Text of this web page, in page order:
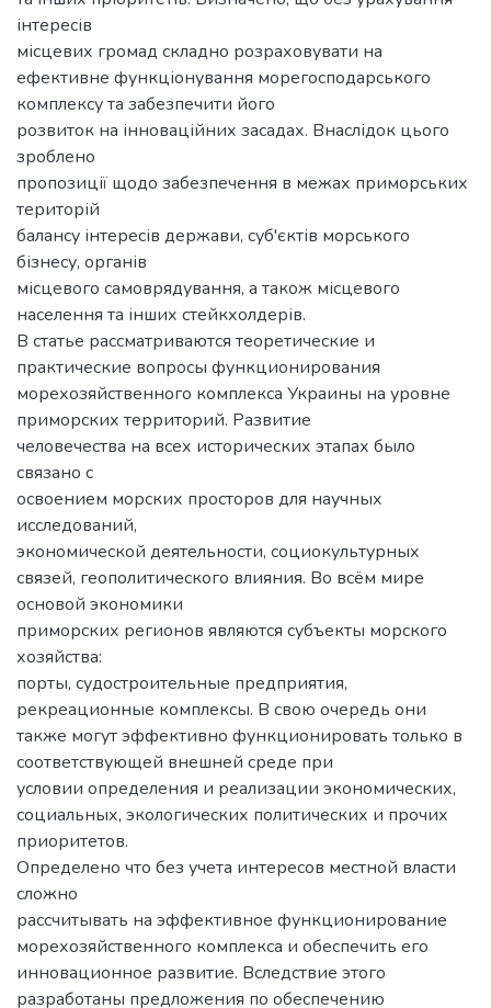
інтересів
місцевих громад складно розраховувати на
ефективне функціонування морегосподарського
комплексу та забезпечити його
розвиток на інноваційних засадах. Внаслідок цього
зроблено
пропозиції щодо забезпечення в межах приморських
територій
балансу інтересів держави, суб'єктів морського
бізнесу, органів
місцевого самоврядування, а також місцевого
населення та інших стейкхолдерів.
В статье рассматриваются теоретические и
практические вопросы функционирования
морехозяйственного комплекса Украины на уровне
приморских территорий. Развитие
человечества на всех исторических этапах было
связано с
освоением морских просторов для научных
исследований,
экономической деятельности, социокультурных
связей, геополитического влияния. Во всём мире
основой экономики
приморских регионов являются субъекты морского
хозяйства:
порты, судостроительные предприятия,
рекреационные комплексы. В свою очередь они
также могут эффективно функционировать только в
соответствующей внешней среде при
условии определения и реализации экономических,
социальных, экологических политических и прочих
приоритетов.
Определено что без учета интересов местной власти
сложно
рассчитывать на эффективное функционирование
морехозяйственного комплекса и обеспечить его
инновационное развитие. Вследствие этого
разработаны предложения по обеспечению